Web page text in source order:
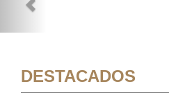
DESTACADOS